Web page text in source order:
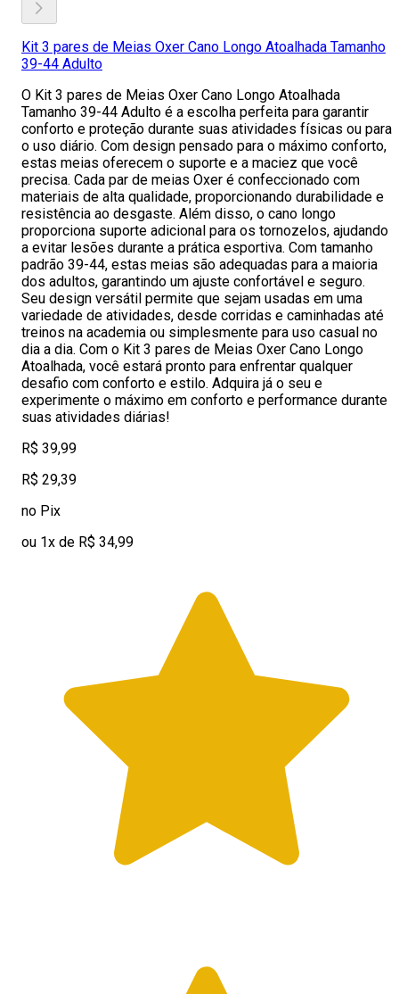
Kit 3 pares de Meias Oxer Cano Longo Atoalhada Tamanho
39-44 Adulto
O Kit 3 pares de Meias Oxer Cano Longo Atoalhada
Tamanho 39-44 Adulto é a escolha perfeita para garantir
conforto e proteção durante suas atividades físicas ou para
o uso diário. Com design pensado para o máximo conforto,
estas meias oferecem o suporte e a maciez que você
precisa. Cada par de meias Oxer é confeccionado com
materiais de alta qualidade, proporcionando durabilidade e
resistência ao desgaste. Além disso, o cano longo
proporciona suporte adicional para os tornozelos, ajudando
a evitar lesões durante a prática esportiva. Com tamanho
padrão 39-44, estas meias são adequadas para a maioria
dos adultos, garantindo um ajuste confortável e seguro.
Seu design versátil permite que sejam usadas em uma
variedade de atividades, desde corridas e caminhadas até
treinos na academia ou simplesmente para uso casual no
dia a dia. Com o Kit 3 pares de Meias Oxer Cano Longo
Atoalhada, você estará pronto para enfrentar qualquer
desafio com conforto e estilo. Adquira já o seu e
experimente o máximo em conforto e performance durante
suas atividades diárias!
R$ 39,99
R$ 29,39
no Pix
ou 1x de R$ 34,99